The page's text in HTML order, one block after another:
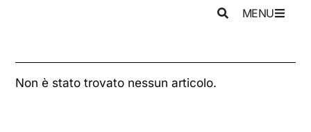
MENU
Non è stato trovato nessun articolo.